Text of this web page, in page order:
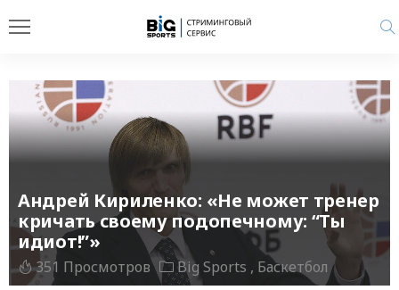
Андрей Кириленко: «Не может тренер
кричать своему подопечному: “Ты
идиот!”»
351 Просмотров Big Sports Баскетбол